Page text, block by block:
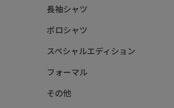
長袖シャツ
ポロシャツ
スペシャルエディション
フォーマル
その他